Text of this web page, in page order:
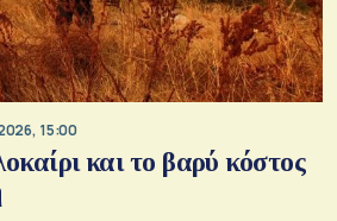
15:00
και το βαρύ κόστος